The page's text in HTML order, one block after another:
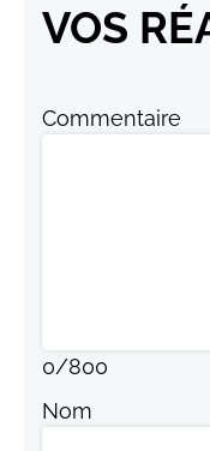
VOS
Commentaire
0/800
Nom